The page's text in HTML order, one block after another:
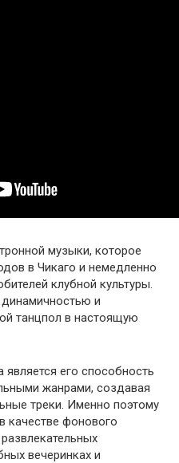
музыки, которое
в Чикаго и немедленно
клубной культуры.
динамичностью и
танцпол в настоящую
его способность
жанрами, создавая
треки. Именно поэтому
качестве фонового
вечеринках и